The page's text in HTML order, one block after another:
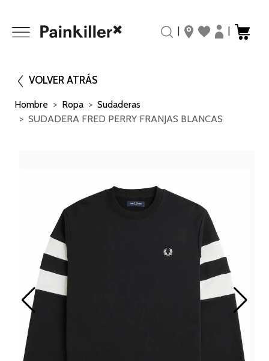
VOLVER ATRÁS
Hombre Ropa
Sudaderas
SUDADERA FRED PERRY FRANJAS BLANCAS